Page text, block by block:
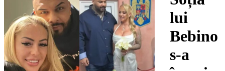
lui
Bebino
s-a